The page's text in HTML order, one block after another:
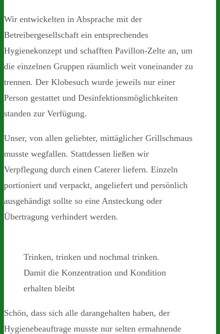
Wir entwickelten in Absprache mit der
Betreibergesellschaft ein entsprechendes
Hygienekonzept und schafften Pavillon-Zelte an, um
die einzelnen Gruppen räumlich weit voneinander zu
trennen. Der Klobesuch wurde jeweils nur einer
Person gestattet und Desinfektionsmöglichkeiten
standen zur Verfügung.
Unser, von allen geliebter, mittäglicher Grillschmaus
musste wegfallen. Stattdessen ließen wir
Verpflegung durch einen Caterer liefern. Einzeln
portioniert und verpackt, angeliefert und persönlich
ausgehändigt sollte so eine Ansteckung oder
Übertragung verhindert werden.
Trinken, trinken und nochmal trinken.
Damit die Konzentration und Kondition
erhalten bleibt
Schön, dass sich alle darangehalten haben, der
Hygienebeauftrage musste nur selten ermahnende